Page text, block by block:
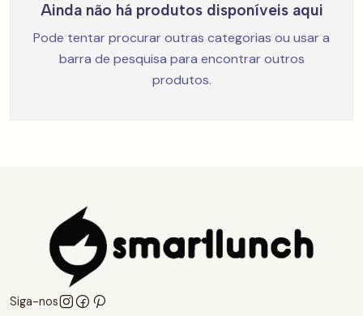
Ainda não há produtos disponíveis aqui
Pode tentar procurar outras categorias ou usar a
barra de pesquisa para encontrar outros
produtos.
Siga-nos